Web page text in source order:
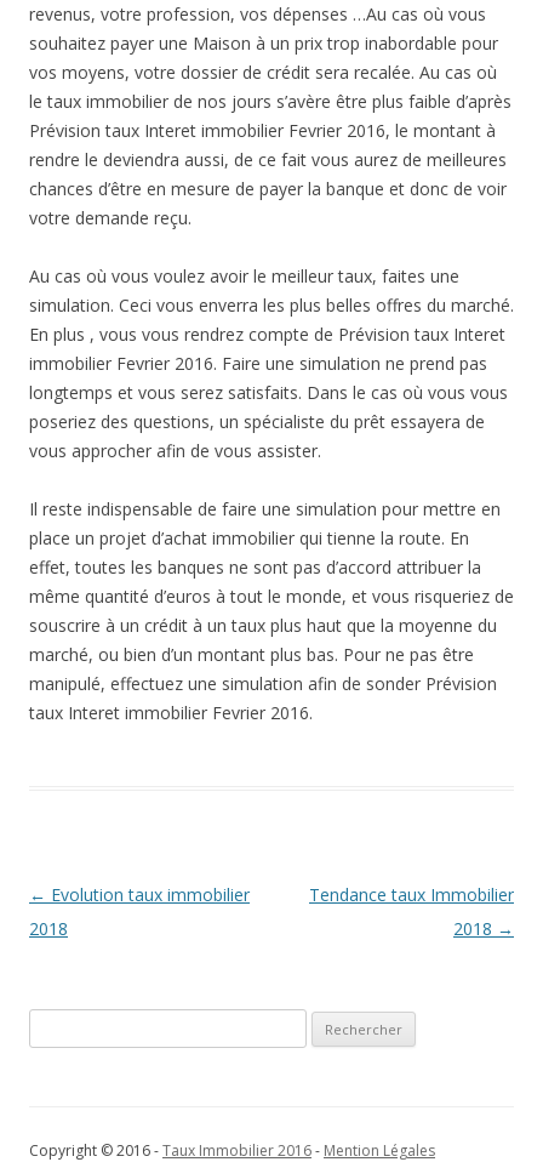
revenus, votre profession, vos dépenses …Au cas où vous
souhaitez payer une Maison à un prix trop inabordable pour
vos moyens, votre dossier de crédit sera recalée. Au cas où
le taux immobilier de nos jours s’avère être plus faible d’après
Prévision taux Interet immobilier Fevrier 2016, le montant à
rendre le deviendra aussi, de ce fait vous aurez de meilleures
chances d’être en mesure de payer la banque et donc de voir
votre demande reçu.
Au cas où vous voulez avoir le meilleur taux, faites une
simulation. Ceci vous enverra les plus belles offres du marché.
En plus , vous vous rendrez compte de Prévision taux Interet
immobilier Fevrier 2016. Faire une simulation ne prend pas
longtemps et vous serez satisfaits. Dans le cas où vous vous
poseriez des questions, un spécialiste du prêt essayera de
vous approcher afin de vous assister.
Il reste indispensable de faire une simulation pour mettre en
place un projet d’achat immobilier qui tienne la route. En
effet, toutes les banques ne sont pas d’accord attribuer la
même quantité d’euros à tout le monde, et vous risqueriez de
souscrire à un crédit à un taux plus haut que la moyenne du
marché, ou bien d’un montant plus bas. Pour ne pas être
manipulé, effectuez une simulation afin de sonder Prévision
taux Interet immobilier Fevrier 2016.
Navigation
des
← Evolution taux immobilier
2018
Tendance taux Immobilier
2018 →
Copyright © 2016 -Taux Immobilier 2016- Mention Légales